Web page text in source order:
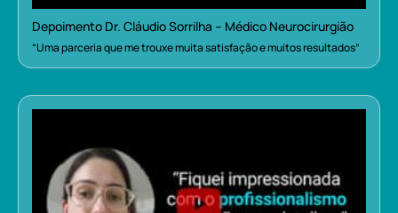
Depoimento Dr. Cláudio Sorrilha – Médico Neurocirurgião
“Uma parceria que me trouxe muita satisfação e muitos resultados”